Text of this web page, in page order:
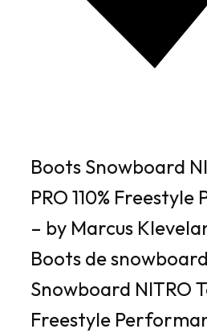
Boots Snowboard
PRO 110%
– by Marcus
Boots de
Snowboard NITRO
Freestyle